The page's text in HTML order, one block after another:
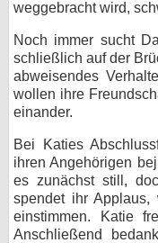
weggebracht wird,
Noch immer sucht
schließlich auf der
abweisendes
wollen ihre
einander.
Bei Katies
ihren Angehörigen
es zunächst still,
spendet ihr Applaus,
einstimmen. Katie
Anschließend